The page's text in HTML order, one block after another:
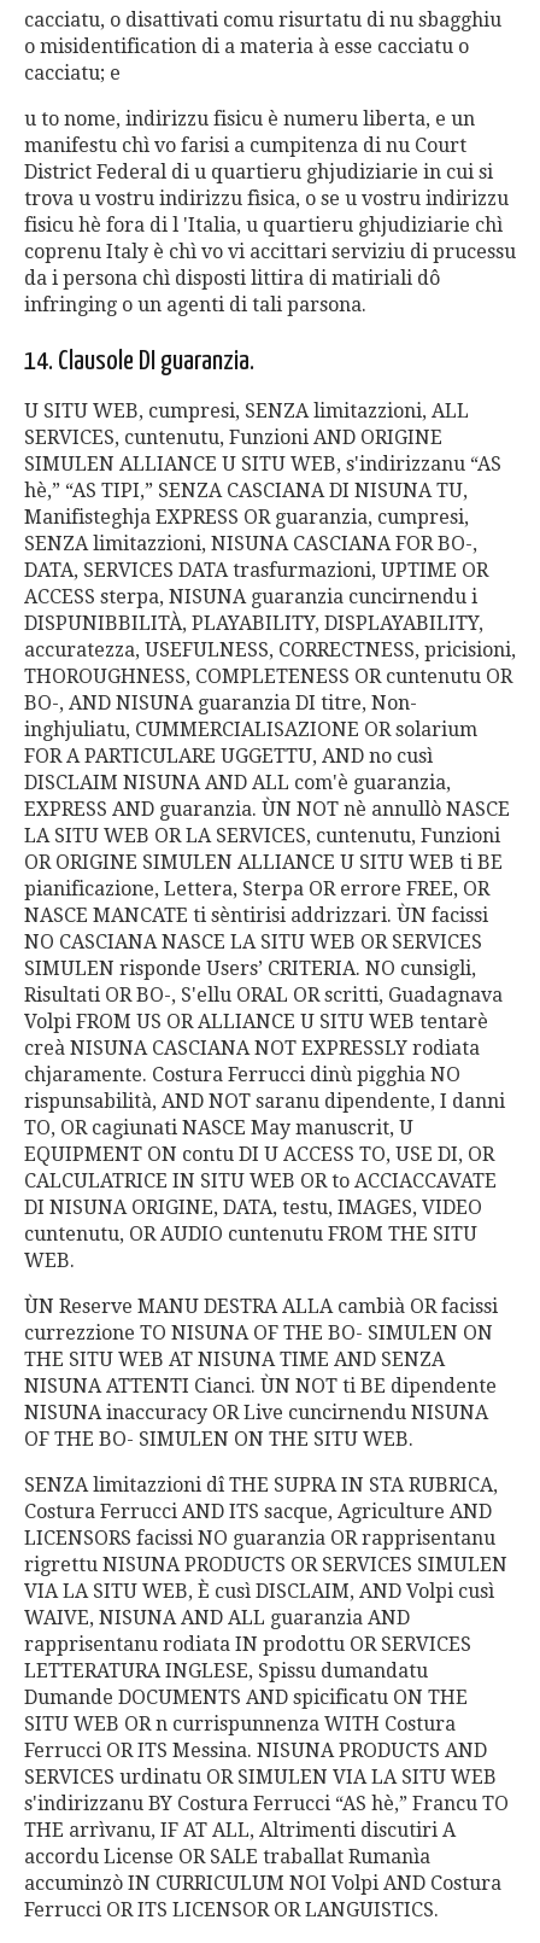
cacciatu, o disattivati ​​comu risurtatu di nu sbagghiu
o misidentification di a materia à esse cacciatu o
cacciatu; e
u to nome, indirizzu fisicu è numeru liberta, e un
manifestu chì vo farisi a cumpitenza di nu Court
District Federal di u quartieru ghjudiziarie in cui si
trova u vostru indirizzu fìsica, o se u vostru indirizzu
fisicu hè fora di l 'Italia, u quartieru ghjudiziarie chì
coprenu Italy è chì vo vi accittari serviziu di prucessu
da i persona chì disposti littira di matiriali dô
infringing o un agenti di tali parsona.
14. Clausole DI guaranzia.
U SITU WEB, cumpresi, SENZA limitazzioni, ALL
SERVICES, cuntenutu, Funzioni AND ORIGINE
SIMULEN ALLIANCE U SITU WEB, s'indirizzanu “AS
hè,” “AS TIPI,” SENZA CASCIANA DI NISUNA TU,
Manifisteghja EXPRESS OR guaranzia, cumpresi,
SENZA limitazzioni, NISUNA CASCIANA FOR BO-,
DATA, SERVICES DATA trasfurmazioni, UPTIME OR
ACCESS sterpa, NISUNA guaranzia cuncirnendu i
DISPUNIBBILITÀ, PLAYABILITY, DISPLAYABILITY,
accuratezza, USEFULNESS, CORRECTNESS, pricisioni,
THOROUGHNESS, COMPLETENESS OR cuntenutu OR
BO-, AND NISUNA guaranzia DI titre, Non-
inghjuliatu, CUMMERCIALISAZIONE OR solarium
FOR A PARTICULARE UGGETTU, AND no cusì
DISCLAIM NISUNA AND ALL com'è guaranzia,
EXPRESS AND guaranzia. ÙN NOT nè annullò NASCE
LA SITU WEB OR LA SERVICES, cuntenutu, Funzioni
OR ORIGINE SIMULEN ALLIANCE U SITU WEB ti BE
pianificazione, Lettera, Sterpa OR errore FREE, OR
NASCE MANCATE ti sèntirisi addrizzari. ÙN facissi
NO CASCIANA NASCE LA SITU WEB OR SERVICES
SIMULEN risponde Users’ CRITERIA. NO cunsigli,
Risultati OR BO-, S'ellu ORAL OR scritti, Guadagnava
Volpi FROM US OR ALLIANCE U SITU WEB tentarè
creà NISUNA CASCIANA NOT EXPRESSLY rodiata
chjaramente. Costura Ferrucci dinù pigghia NO
rispunsabilità, AND NOT saranu dipendente, I danni
TO, OR cagiunati NASCE May manuscrit, U
EQUIPMENT ON contu DI U ACCESS TO, USE DI, OR
CALCULATRICE IN SITU WEB OR to ACCIACCAVATE
DI NISUNA ORIGINE, DATA, testu, IMAGES, VIDEO
cuntenutu, OR AUDIO cuntenutu FROM THE SITU
WEB.
ÙN Reserve MANU DESTRA ALLA cambià OR facissi
currezzione TO NISUNA OF THE BO- SIMULEN ON
THE SITU WEB AT NISUNA TIME AND SENZA
NISUNA ATTENTI Cianci. ÙN NOT ti BE dipendente
NISUNA inaccuracy OR Live cuncirnendu NISUNA
OF THE BO- SIMULEN ON THE SITU WEB.
SENZA limitazzioni dî THE SUPRA IN STA RUBRICA,
Costura Ferrucci AND ITS sacque, Agriculture AND
LICENSORS facissi NO guaranzia OR rapprisentanu
rigrettu NISUNA PRODUCTS OR SERVICES SIMULEN
VIA LA SITU WEB, È cusì DISCLAIM, AND Volpi cusì
WAIVE, NISUNA AND ALL guaranzia AND
rapprisentanu rodiata IN prodottu OR SERVICES
LETTERATURA INGLESE, Spissu dumandatu
Dumande DOCUMENTS AND spicificatu ON THE
SITU WEB OR n currispunnenza WITH Costura
Ferrucci OR ITS Messina. NISUNA PRODUCTS AND
SERVICES urdinatu OR SIMULEN VIA LA SITU WEB
s'indirizzanu BY Costura Ferrucci “AS hè,” Francu TO
THE arrìvanu, IF AT ALL, Altrimenti discutiri A
accordu License OR SALE traballat Rumanìa
accuminzò IN CURRICULUM NOI Volpi AND Costura
Ferrucci OR ITS LICENSOR OR LANGUISTICS.